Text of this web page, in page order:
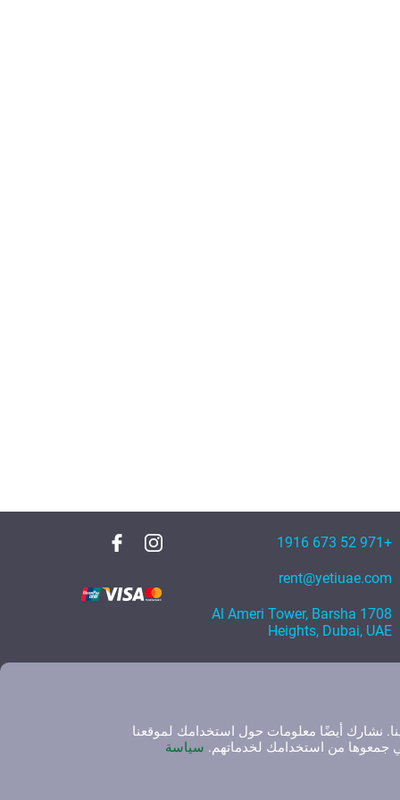
+971 52 673 1916
rent@yetiuae.com
1708 Al Ameri Tower, Barsha
Heights, Dubai, UAE
نشارك أيضًا معلومات حول استخدامك لموقعنا
جمعوها من استخدامك لخدماتهم. سياسة